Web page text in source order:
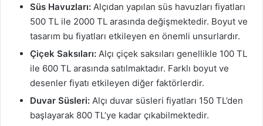
Süs Havuzları: Alçıdan yapılan süs havuzları fiyatları
500 TL ile 2000 TL arasında değişmektedir. Boyut ve
tasarım bu fiyatları etkileyen en önemli unsurlardır.
Çiçek Saksıları: Alçı çiçek saksıları genellikle 100 TL
ile 600 TL arasında satılmaktadır. Farklı boyut ve
desenler fiyatı etkileyen diğer faktörlerdir.
Duvar Süsleri: Alçı duvar süsleri fiyatları 150 TL’den
başlayarak 800 TL’ye kadar çıkabilmektedir.